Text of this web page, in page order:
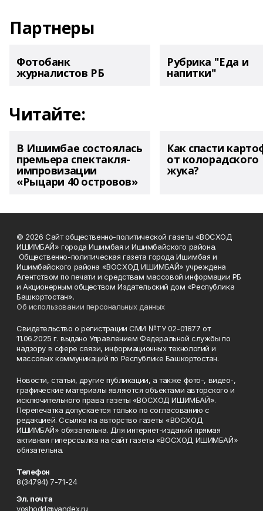
Партнеры
Фотобанк
журналистов РБ
Рубрика "Еда и
напитки"
Читайте:
В Ишимбае состоялась
премьера спектакля-
импровизации
«Рыцари 40 островов»
Как спасти
от колорадского
жука?
© 2026 Сайт общественно-политической газеты «ВОСХОД
ИШИМБАЙ» города Ишимбая и Ишимбайского района.
Общественно-политическая газета города Ишимбая и
Ишимбайского района «ВОСХОД ИШИМБАЙ» учреждена
Агентством по печати и средствам массовой информации РБ
и Акционерным обществом Издательский дом «Республика
Башкортостан».
Об использовании персональных данных
Свидетельство о регистрации СМИ №ТУ 02-01877 от
11.06.2025 г. выдано Управлением Федеральной службы по
надзору в сфере связи, информационных технологий и
массовых коммуникаций по Республике Башкортостан.
Новости, статьи, другие публикации, а также фото-, видео-,
графические материалы являются объектами авторского и
исключительного права газеты «ВОСХОД ИШИМБАЙ».
Перепечатка допускается только по согласованию с
редакцией. Ссылка на авторство газеты «ВОСХОД
ИШИМБАЙ» обязательна. Для интернет-изданий прямая
активная гиперссылка на сайт газеты «ВОСХОД ИШИМБАЙ»
обязательна.
Телефон
8(34794) 7-71-24
Эл. почта
voshodd@yandex.ru